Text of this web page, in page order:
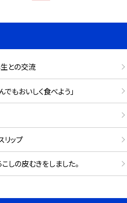
生との交流
でもおいしく食べよう」
リップ
しの皮むきをしました。